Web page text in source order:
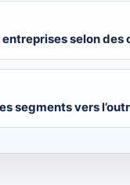
entreprises selon
segments vers